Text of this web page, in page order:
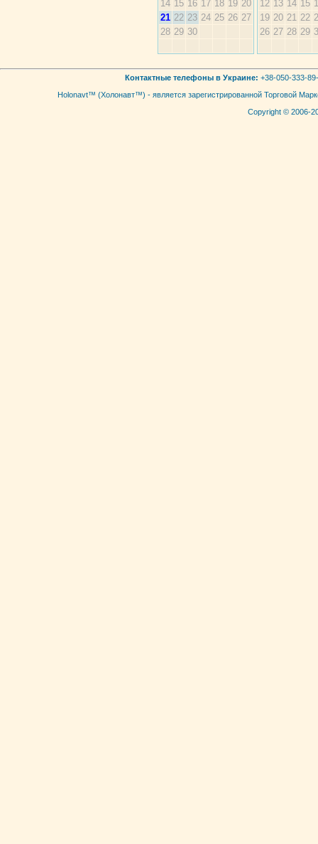
14 15 16 17 18 19 20
21 22 23 24 25 26 27
28 29 30
12 13 14 15
19 20 21 22
26 27 28 29
Контактные телефоны в Украине: +38-050-333-
Holonavt™ (Холонавт™) - является зарегистрированной Торговой
Copyright © 2006-